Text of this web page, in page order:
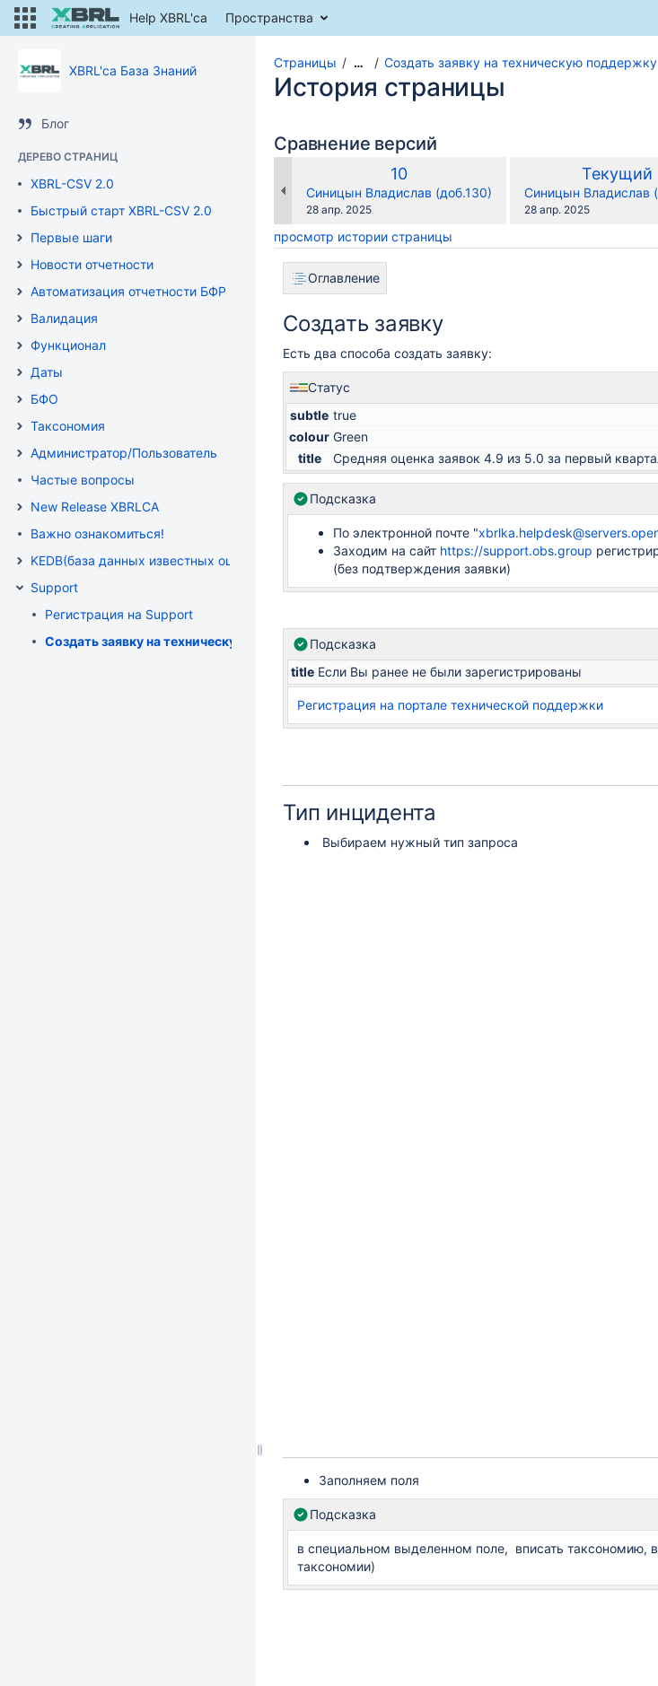
Help XBRL'ca Пространства
XBRL'ca База Знаний
Блог
ДЕРЕВО СТРАНИЦ
XBRL-CSV 2.0
Быстрый старт XBRL-CSV 2.0
Первые шаги
Новости отчетности
Автоматизация отчетности БФР
Валидация
Функционал
Даты
БФО
Таксономия
Администратор/Пользователь
Частые вопросы
New Release XBRLCA
Важно ознакомиться!
KEDB(база данных известных ошибок )
Support
Регистрация на Support
Создать заявку на техническую поддержку по XBRLCA
Страницы … Создать заявку на техническую поддержку
История страницы
Сравнение версий
Старая
версия
10
changes.mady.by.user
Синицын Владислав (доб.130)
Сохранено
28 апр. 2025
Новая
версия
Текущий
changes.mady.by.user
Синицын Владислав
Сохранено
28 апр. 2025
просмотр истории страницы
Оглавление
Создать заявку
Есть два способа создать заявку:
Статус
subtle true
colour Green
title
Средняя оценка заявок 4.9 из 5.0 за первый
Подсказка
По электронной почте "
Заходим на сайт https://support.obs.group
(без подтверждения заявки)
Подсказка
title Если Вы ранее не были зарегистрированы
Регистрация на портале технической поддержки
Тип инцидента
Выбираем нужный тип запроса
Заполняем поля
Подсказка
в специальном выделенном поле, вписать таксономию,
таксономии)